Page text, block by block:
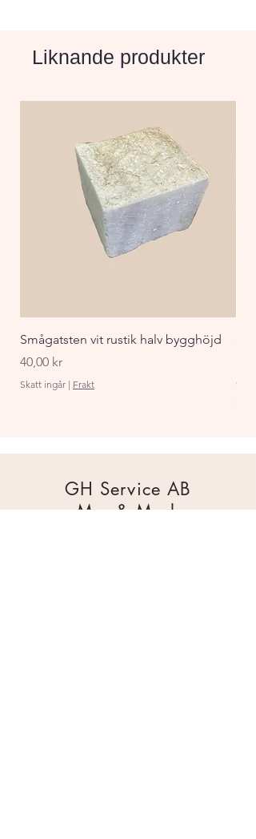
smidesjärn. Grindarna finns i
anpassade till staketets
Liknande produkter
Smågatsten vit rustik halv bygghöjd
Pris
40,00 kr
Skatt ingår | Frakt
Pris
GH Service AB
Mur & Mark